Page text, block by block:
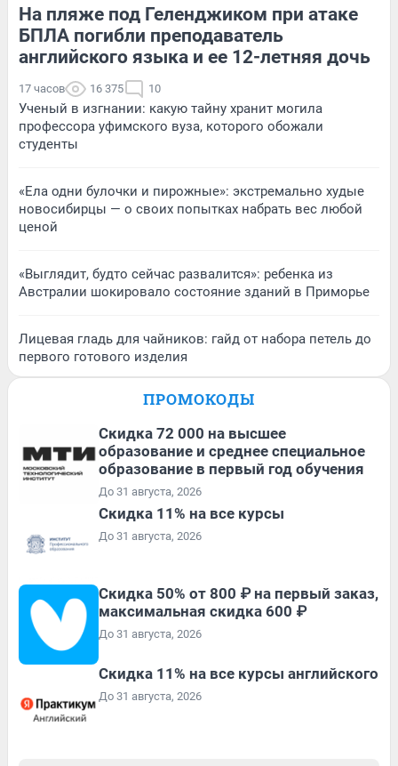
На пляже под Геленджиком при атаке
БПЛА погибли преподаватель
английского языка и ее 12-летняя дочь
17 часов 16 375 10
Ученый в изгнании: какую тайну хранит могила
профессора уфимского вуза, которого обожали
студенты
«Ела одни булочки и пирожные»: экстремально худые
новосибирцы — о своих попытках набрать вес любой
ценой
«Выглядит, будто сейчас развалится»: ребенка из
Австралии шокировало состояние зданий в Приморье
Лицевая гладь для чайников: гайд от набора петель до
первого готового изделия
ПРОМОКОДЫ
Скидка 72 000 на высшее
образование и среднее специальное
образование в первый год обучения
До 31 августа, 2026
Скидка 11% на все курсы
До 31 августа, 2026
Скидка 50% от 800 ₽ на первый заказ,
максимальная скидка 600 ₽
До 31 августа, 2026
Скидка 11% на все курсы английского
До 31 августа, 2026